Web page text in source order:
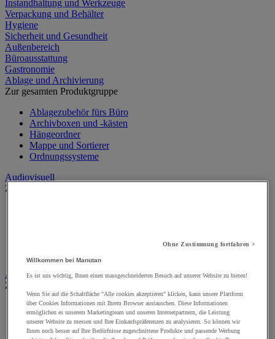
Instandhaltung und Werkzeuge
Verpackung und Behälter
Hygiene
Sicherheit und Gesundheit
Außenbereich
Büroausstattung
Gastronomie
Ablage und Archivierung
Zur gesamten Produktgruppe
Ablagezubehör fürs Büro
Archivboxen und -kästen
Hängeordner
Mappe und Sortierer
Ordnungssysteme
Audiovisuell
Zur gesamten Produktgruppe
Professionelle Ton- und Aufnahmegeräte
Aufsteller
Zur gesamten Produktgruppe
Aufsteller auf Füßen
Mobiler Aufsteller
Tischaufsteller
Ohne Zustimmung fortfahren >
Willkommen bei Manutan
Es ist uns wichtig, Ihnen einen massgeschneiderten Besuch auf unserer Website zu bieten!
Wenn Sie auf die Schaltfläche "Alle cookies akzeptieren" klicken, kann unsere Plattform
über Cookies Informationen mit Ihrem Browser austauschen. Diese Informationen
ermöglichen es unserem Marketingteam und unseren Internetpartnern, die Leistung
unserer Website zu messen und Ihre Einkaufspräferenzen zu analysieren. So können wir
Ihnen noch besser auf Ihre Bedürfnisse zugeschnittene Produkte und passende Werbung